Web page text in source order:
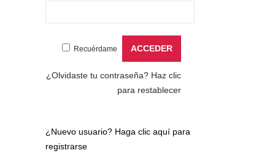
Recuérdame
¿Olvidaste tu contraseña? Haz clic
para restablecer
¿Nuevo usuario? Haga clic aquí para
registrarse